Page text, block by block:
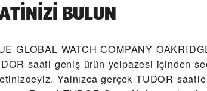
BULUN
GLOBAL WATCH COMPANY
saati geniş ürün yelpazesi içinden
Yalnızca gerçek TUDOR